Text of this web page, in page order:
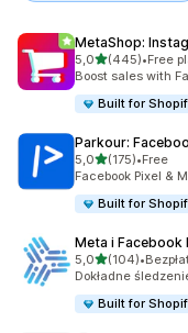
MetaShop:
5,0na 5 gwiazdek
(445)
Łączna liczba
•Free
Boost sales with
Built for
Parkour:
5,0na 5 gwiazdek
(175)
Łączna liczba
•Free
Facebook Pixel &
Built for
Meta i Facebook
5,0na 5 gwiazdek
(104)
Łączna liczba
•
Dokładne
Built for